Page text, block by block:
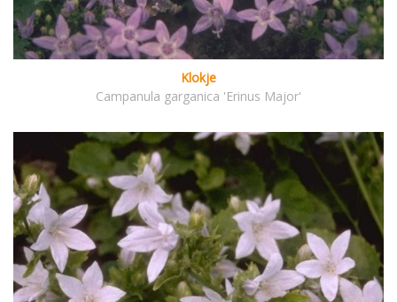
Klokje
Campanula garganica 'Erinus Major'